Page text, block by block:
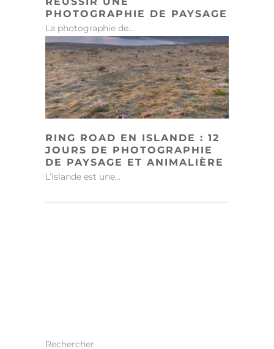
PHOTOGRAPHIE DE PAYSAGE
La photographie de...
RING ROAD EN ISLANDE : 12
JOURS DE PHOTOGRAPHIE
DE PAYSAGE ET ANIMALIÈRE
L’Islande est une...
Rechercher